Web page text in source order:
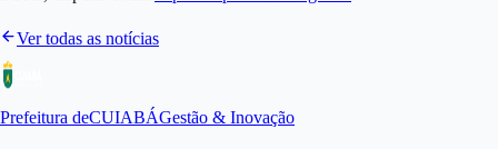
Ver todas as notícias
Prefeitura deCUIABÁGestão & Inovação